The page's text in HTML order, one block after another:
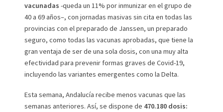
vacunadas -queda un 11% por inmunizar en el grupo de
40 a 69 años–, con jornadas masivas sin cita en todas las
provincias con el preparado de Janssen, un preparado
seguro, como todas las vacunas aprobadas, que tiene la
gran ventaja de ser de una sola dosis, con una muy alta
efectividad para prevenir formas graves de Covid-19,
incluyendo las variantes emergentes como la Delta.
Esta semana, Andalucía recibe menos vacunas que las
semanas anteriores. Así, se dispone de 470.180 dosis: